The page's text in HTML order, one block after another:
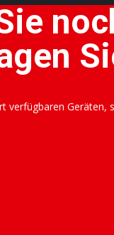
verfügbaren Geräten,